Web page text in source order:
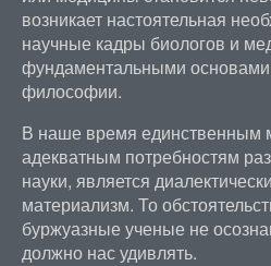
возникает настоятельная
научные кадры биологов и
фундаментальными
философии.
В наше время единственным
адекватным потребностям
науки, является
материализм. То
буржуазные ученые не
должно нас удивлять.